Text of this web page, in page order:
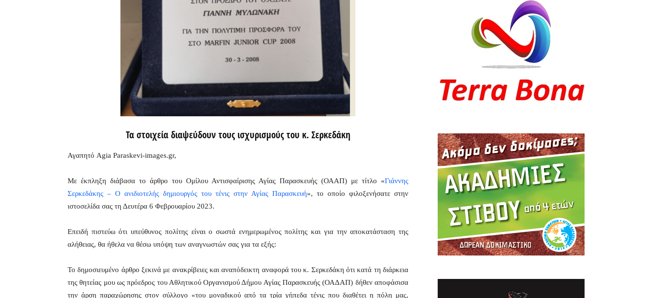
Τα στοιχεία διαψεύδουν τους ισχυρισμούς του κ. Σερκεδάκη
Αγαπητό Agia Paraskevi-images.gr,
Με έκπληξη διάβασα το άρθρο του Ομίλου Αντισφαίρισης Αγίας Παρασκευής (ΟΑΑΠ) με τίτλο «Γιάννης
Σερκεδάκης – Ο ανιδιοτελής δημιουργός του τένις στην Αγίας Παρασκευή», το οποίο φιλοξενήσατε στην
ιστοσελίδα σας τη Δευτέρα 6 Φεβρουαρίου 2023.
Επειδή πιστεύω ότι υπεύθυνος πολίτης είναι ο σωστά ενημερωμένος πολίτης και για την αποκατάσταση της
αλήθειας, θα ήθελα να θέσω υπόψη των αναγνωστών σας για τα εξής:
Το δημοσιευμένο άρθρο ξεκινά με ανακρίβειες και αναπόδεικτη αναφορά του κ. Σερκεδάκη ότι κατά τη διάρκεια
της θητείας μου ως πρόεδρος του Αθλητικού Οργανισμού Δήμου Αγίας Παρασκευής (ΟΑΔΑΠ) δήθεν αποφάσισα
την άρση παραχώρησης στον σύλλογο «του μοναδικού από τα τρία γήπεδα τένις που διαθέτει η πόλη μας,